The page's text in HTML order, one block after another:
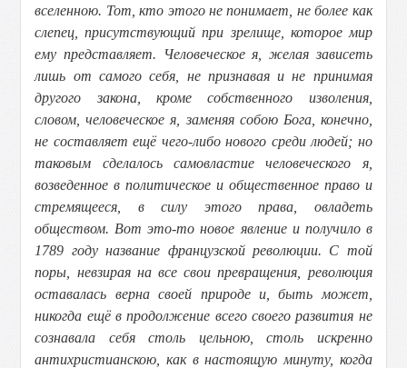
вселенною. Тот, кто этого не понимает, не более как
слепец, присутствующий при зрелище, которое мир
ему представляет. Человеческое я, желая зависеть
лишь от самого себя, не признавая и не принимая
другого закона, кроме собственного изволения,
словом, человеческое я, заменяя собою Бога, конечно,
не составляет ещё чего-либо нового среди людей; но
таковым сделалось самовластие человеческого я,
возведенное в политическое и общественное право и
стремящееся, в силу этого права, овладеть
обществом. Вот это-то новое явление и получило в
1789 году название французской революции. С той
поры, невзирая на все свои превращения, революция
оставалась верна своей природе и, быть может,
никогда ещё в продолжение всего своего развития не
сознавала себя столь цельною, столь искренно
антихристианскою, как в настоящую минуту, когда